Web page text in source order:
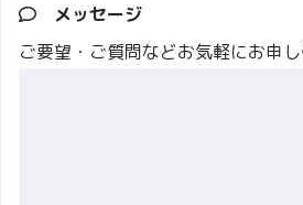
メッセージ
ご要望・ご質問などお気軽にお申し